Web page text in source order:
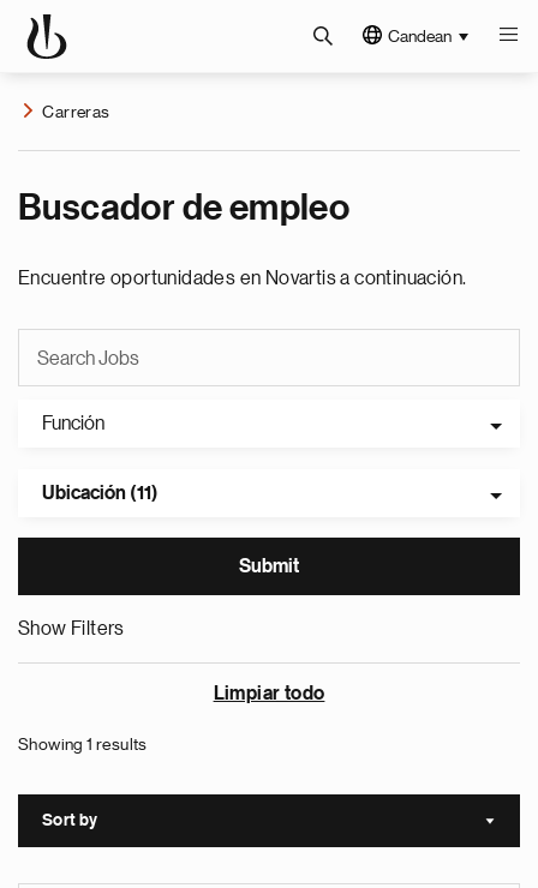
Candean
Carreras
Buscador de empleo
Encuentre oportunidades en Novartis a continuación.
Función
Ubicación (11)
Show Filters
Limpiar todo
Showing 1 results
Sort by Sort